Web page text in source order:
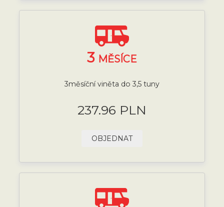
3 MĚSÍCE
3měsíční viněta do 3,5 tuny
237.96 PLN
OBJEDNAT